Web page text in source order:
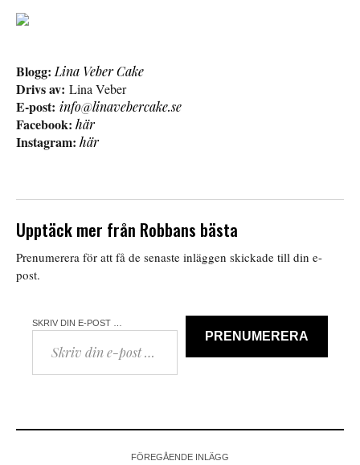
Blogg: Lina Veber Cake
Drivs av: Lina Veber
E-post: info@linavebercake.se
Facebook: här
Instagram: här
Upptäck mer från Robbans bästa
Prenumerera för att få de senaste inläggen skickade till din e-
post.
SKRIV DIN E-POST …
PRENUMERERA
FÖREGÅENDE INLÄGG